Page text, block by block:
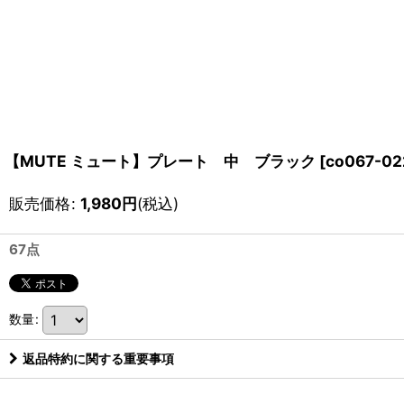
【MUTE ミュート】プレート 中 ブラック [co067-
販売価格: 1,980円(税込)
67点
数量:
返品特約に関する重要事項